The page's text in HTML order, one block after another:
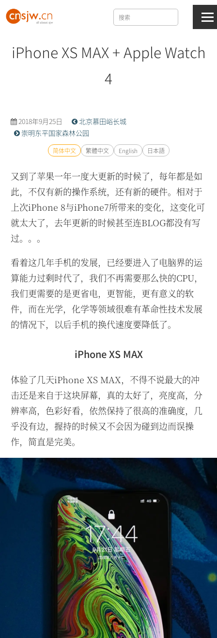
iPhone XS MAX + Apple Watch
4
2018年9月25日
北京慕田峪长城
崇明东平国家森林公园
简体中文 繁體中文 English 日本語
又到了苹果一年一度大更新的时候了，每年都是如
此，不仅有新的操作系统，还有新的硬件。相对于
上次iPhone 8与iPhone7所带来的变化，这变化可
就太大了，去年更新的时候甚至连BLOG都没有写
过。。。
看着这几年手机的发展，已经要进入了电脑界的运
算能力过剩时代了，我们不再需要那么快的CPU，
我们更需要的是更省电，更智能，更有意义的软
件，而在光学，化学等领域很难有革命性技术发展
的情况下，以后手机的换代速度要降低了。
iPhone XS MAX
体验了几天iPhone XS MAX，不得不说最大的冲
击还是来自于这块屏幕，真的太好了，亮度高，分
辨率高，色彩好看，依然保持了很高的准确度，几
乎没有边，握持的时候又不会因为碰到边而误操
作，简直是完美。